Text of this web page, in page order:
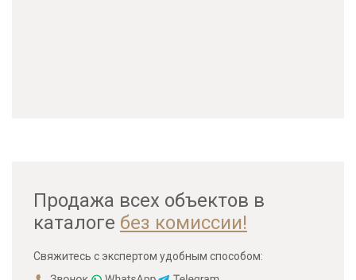
Продажа всех объектов в
каталоге без комиссии!
Свяжитесь с экспертом удобным способом: